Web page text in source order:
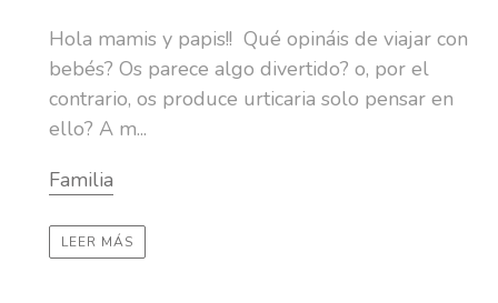
Hola mamis y papis!! Qué opináis de viajar con
bebés? Os parece algo divertido? o, por el
contrario, os produce urticaria solo pensar en
ello? A m...
Familia
LEER MÁS